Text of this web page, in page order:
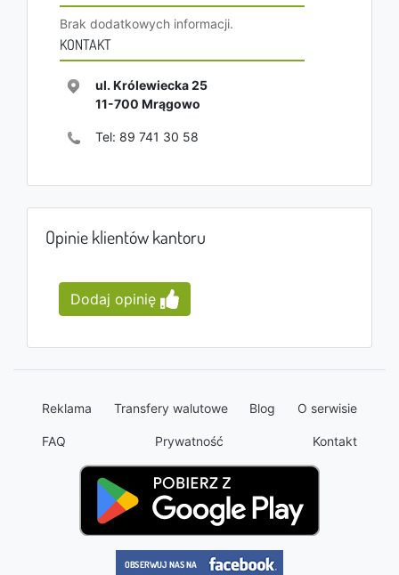
Brak dodatkowych informacji.
KONTAKT
ul. Królewiecka 25
11-700 Mrągowo
Tel: 89 741 30 58
Opinie klientów kantoru
Dodaj opinię
Reklama Transfery walutowe Blog O serwisie
FAQ Prywatność Kontakt